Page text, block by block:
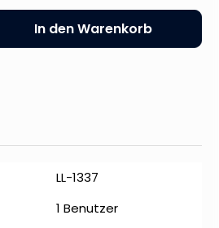
Gib den
In den Warenkorb
LL-1337
1 Benutzer